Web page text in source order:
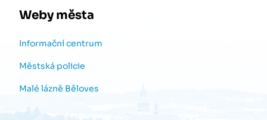
Weby města
Informační centrum
Městská policie
Malé lázně Běloves